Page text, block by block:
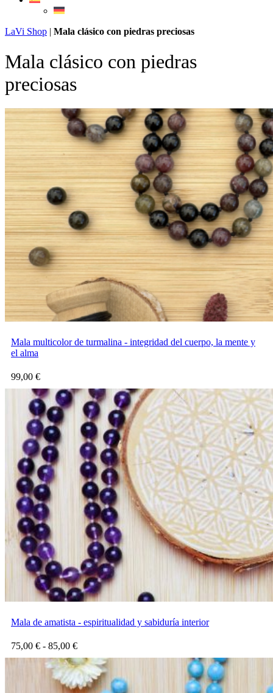
LaVi Shop | Mala clásico con piedras preciosas
Mala clásico con piedras
preciosas
Mala multicolor de turmalina - integridad del cuerpo, la mente y
el alma
99,00 €
Mala de amatista - espiritualidad y sabiduría interior
75,00 € - 85,00 €Rango
de
precios:
desde
75,00 €